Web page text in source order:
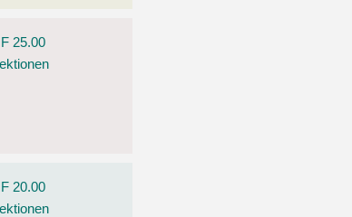
25.00
20.00